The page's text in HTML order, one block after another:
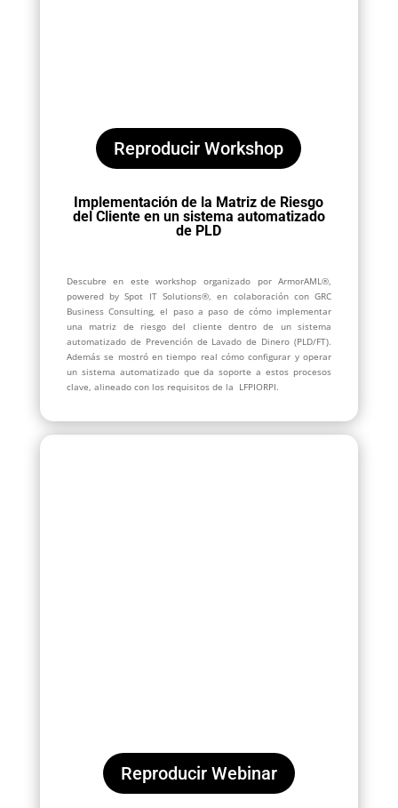
Reproducir Workshop
Implementación de la Matriz de Riesgo
del Cliente en un sistema automatizado
de PLD
Descubre en este workshop organizado por ArmorAML®,
powered by Spot IT Solutions®, en colaboración con GRC
Business Consulting, el paso a paso de cómo implementar
una matriz de riesgo del cliente dentro de un sistema
automatizado de Prevención de Lavado de Dinero (PLD/FT).
Además se mostró en tiempo real cómo configurar y operar
un sistema automatizado que da soporte a estos procesos
clave, alineado con los requisitos de la LFPIORPI.
Reproducir Webinar